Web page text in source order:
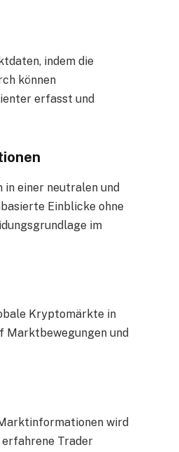
indem die
können
erfasst und
einer neutralen und
Einblicke ohne
im
Kryptomärkte in
Marktbewegungen und
wird
Trader